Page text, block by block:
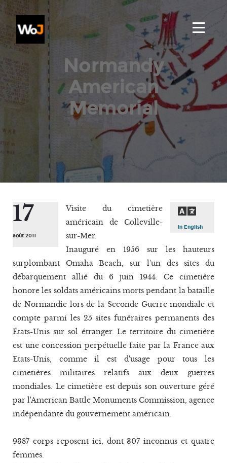
Normandy
American
Memorial
17
août 2011
In English
Visite du cimetière
américain de Colleville-
sur-Mer.
Inauguré en 1956 sur les hauteurs
surplombant Omaha Beach, sur l'un des sites du
débarquement allié du 6 juin 1944. Ce cimetière
honore les soldats américains morts pendant la bataille
de Normandie lors de la Seconde Guerre mondiale et
compte parmi les 25 sites funéraires permanents des
États-Unis sur sol étranger. Le territoire du cimetière
est une concession perpétuelle faite par la France aux
Etats-Unis, comme il est d'usage pour tous les
cimetières militaires relatifs aux deux guerres
mondiales. Le cimetière est depuis son ouverture géré
par l'American Battle Monuments Commission, agence
indépendante du gouvernement américain.
9387 corps reposent ici, dont 307 inconnus et quatre
femmes.